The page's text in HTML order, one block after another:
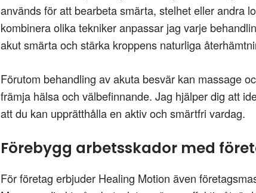
används för att bearbeta smärta, stelhet eller andra
kombinera olika tekniker anpassar jag varje
akut smärta och stärka kroppens naturliga
Förutom behandling av akuta besvär kan massage
främja hälsa och välbefinnande. Jag hjälper dig att
att du kan upprätthålla en aktiv och smärtfri vardag.
Förebygg arbetsskador med
För företag erbjuder Healing Motion även